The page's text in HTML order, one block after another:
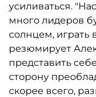
усиливаться.
много лидеров
солнцем, играть
резюмирует
представить
сторону
скорее всего,